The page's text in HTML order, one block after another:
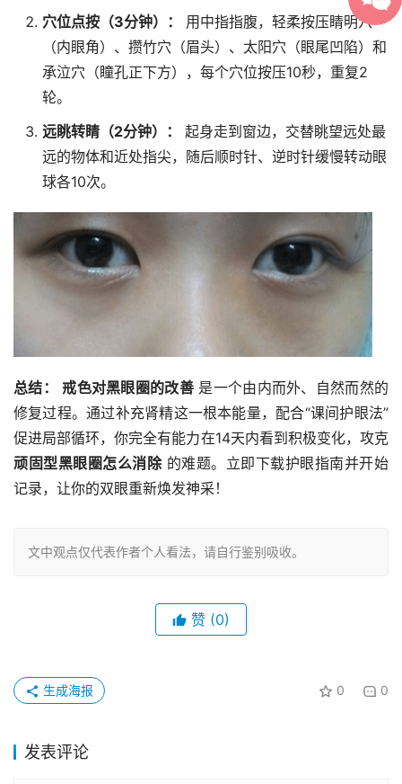
穴位点按（3分钟）：
用中指指腹，轻柔按压睛明穴
（内眼角）、攒竹穴（眉头）、太阳穴（眼尾凹陷）和
承泣穴（瞳孔正下方），每个穴位按压10秒，重复2
轮。
远眺转睛（2分钟）：
起身走到窗边，交替眺望远处最
远的物体和近处指尖，随后顺时针、逆时针缓慢转动眼
球各10次。
总结： 戒色对黑眼圈的改善 是一个由内而外、自然而然的
修复过程。通过补充肾精这一根本能量，配合“课间护眼法”
顽固型黑眼圈怎么消除 的难题。立即下载护眼指南并开始
记录，让你的双眼重新焕发神采！
文中观点仅代表作者个人看法，请自行鉴别吸收。
赞 (0)
0 0
生成海报
发表评论